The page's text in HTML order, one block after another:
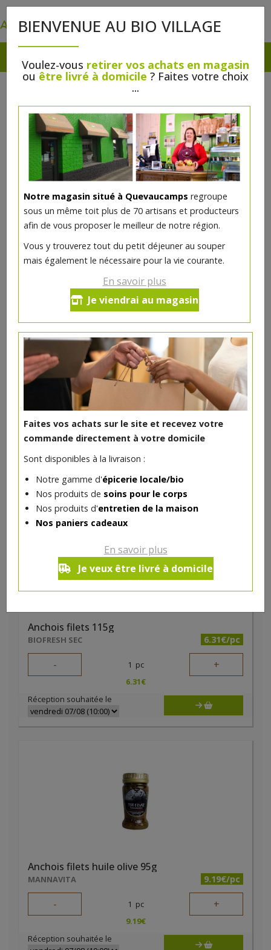
BIENVENUE AU BIO VILLAGE
Voulez-vous retirer vos achats en magasin
ou être livré à domicile ? Faites votre choix
...
Notre magasin situé à Quevaucamps regroupe
sous un même toit plus de 70 artisans et producteurs
afin de vous proposer le meilleur de notre région.
Vous y trouverez tout du petit déjeuner au souper
mais également le nécessaire pour la vie courante.
En savoir plus
Je viendrai au magasin
Faites vos achats sur le site et recevez votre
commande directement à votre domicile
Sont disponibles à la livraison :
Notre gamme d'épicerie locale/bio
Nos produits de soins pour le corps
Nos produits d'entretien de la maison
Nos paniers cadeaux
En savoir plus
Je veux être livré à domicile
Petits pois et carottes 340g bio
Luna e Terra DEMETER
- 1
2.59
Réception souhaitée le
DANS LA MÊME CATÉGORIE ...
Anchois filets 115g
BIOFRESH SEC 6.31€/pc
- 1 pc +
6.31€
Réception souhaitée le
Anchois filets huile olive 95g
MANNAVITA 9.19€/pc
- 1 pc +
9.19€
Réception souhaitée le